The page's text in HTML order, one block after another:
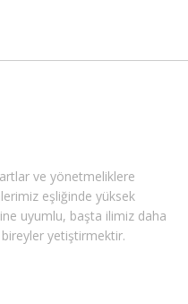
ve yönetmeliklere
eşliğinde yüksek
uyumlu, başta ilimiz daha
yetiştirmektir.